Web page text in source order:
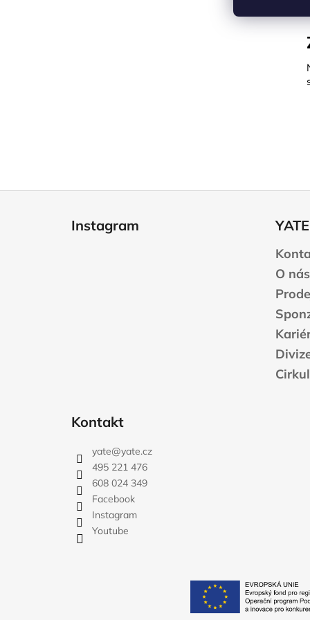
Instagram
O nás
Kontakt
yate@yate.cz
495 221 476
608 024 349
Facebook
Instagram
Youtube